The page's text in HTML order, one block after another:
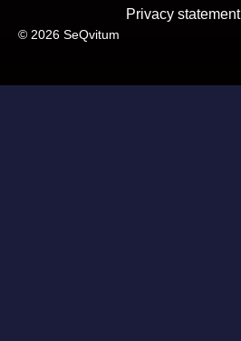
© 2026 SeQvitum
Privacy statement